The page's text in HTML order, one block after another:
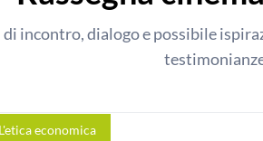
di incontro, dialogo e possibile
L'etica economica